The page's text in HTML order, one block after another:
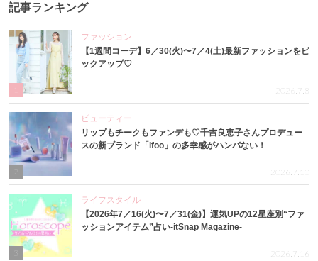
記事ランキング
ファッション
【1週間コーデ】6／30(火)〜7／4(土)最新ファッションをピ
ックアップ♡
2026.7.8
ビューティー
リップもチークもファンデも♡千吉良恵子さんプロデュー
スの新ブランド「ifoo」の多幸感がハンパない！
2026.7.10
3
ライフスタイル
【2026年7／16(火)〜7／31(金)】運気UPの12星座別“ファ
ッションアイテム”占い-itSnap Magazine-
2026.7.16